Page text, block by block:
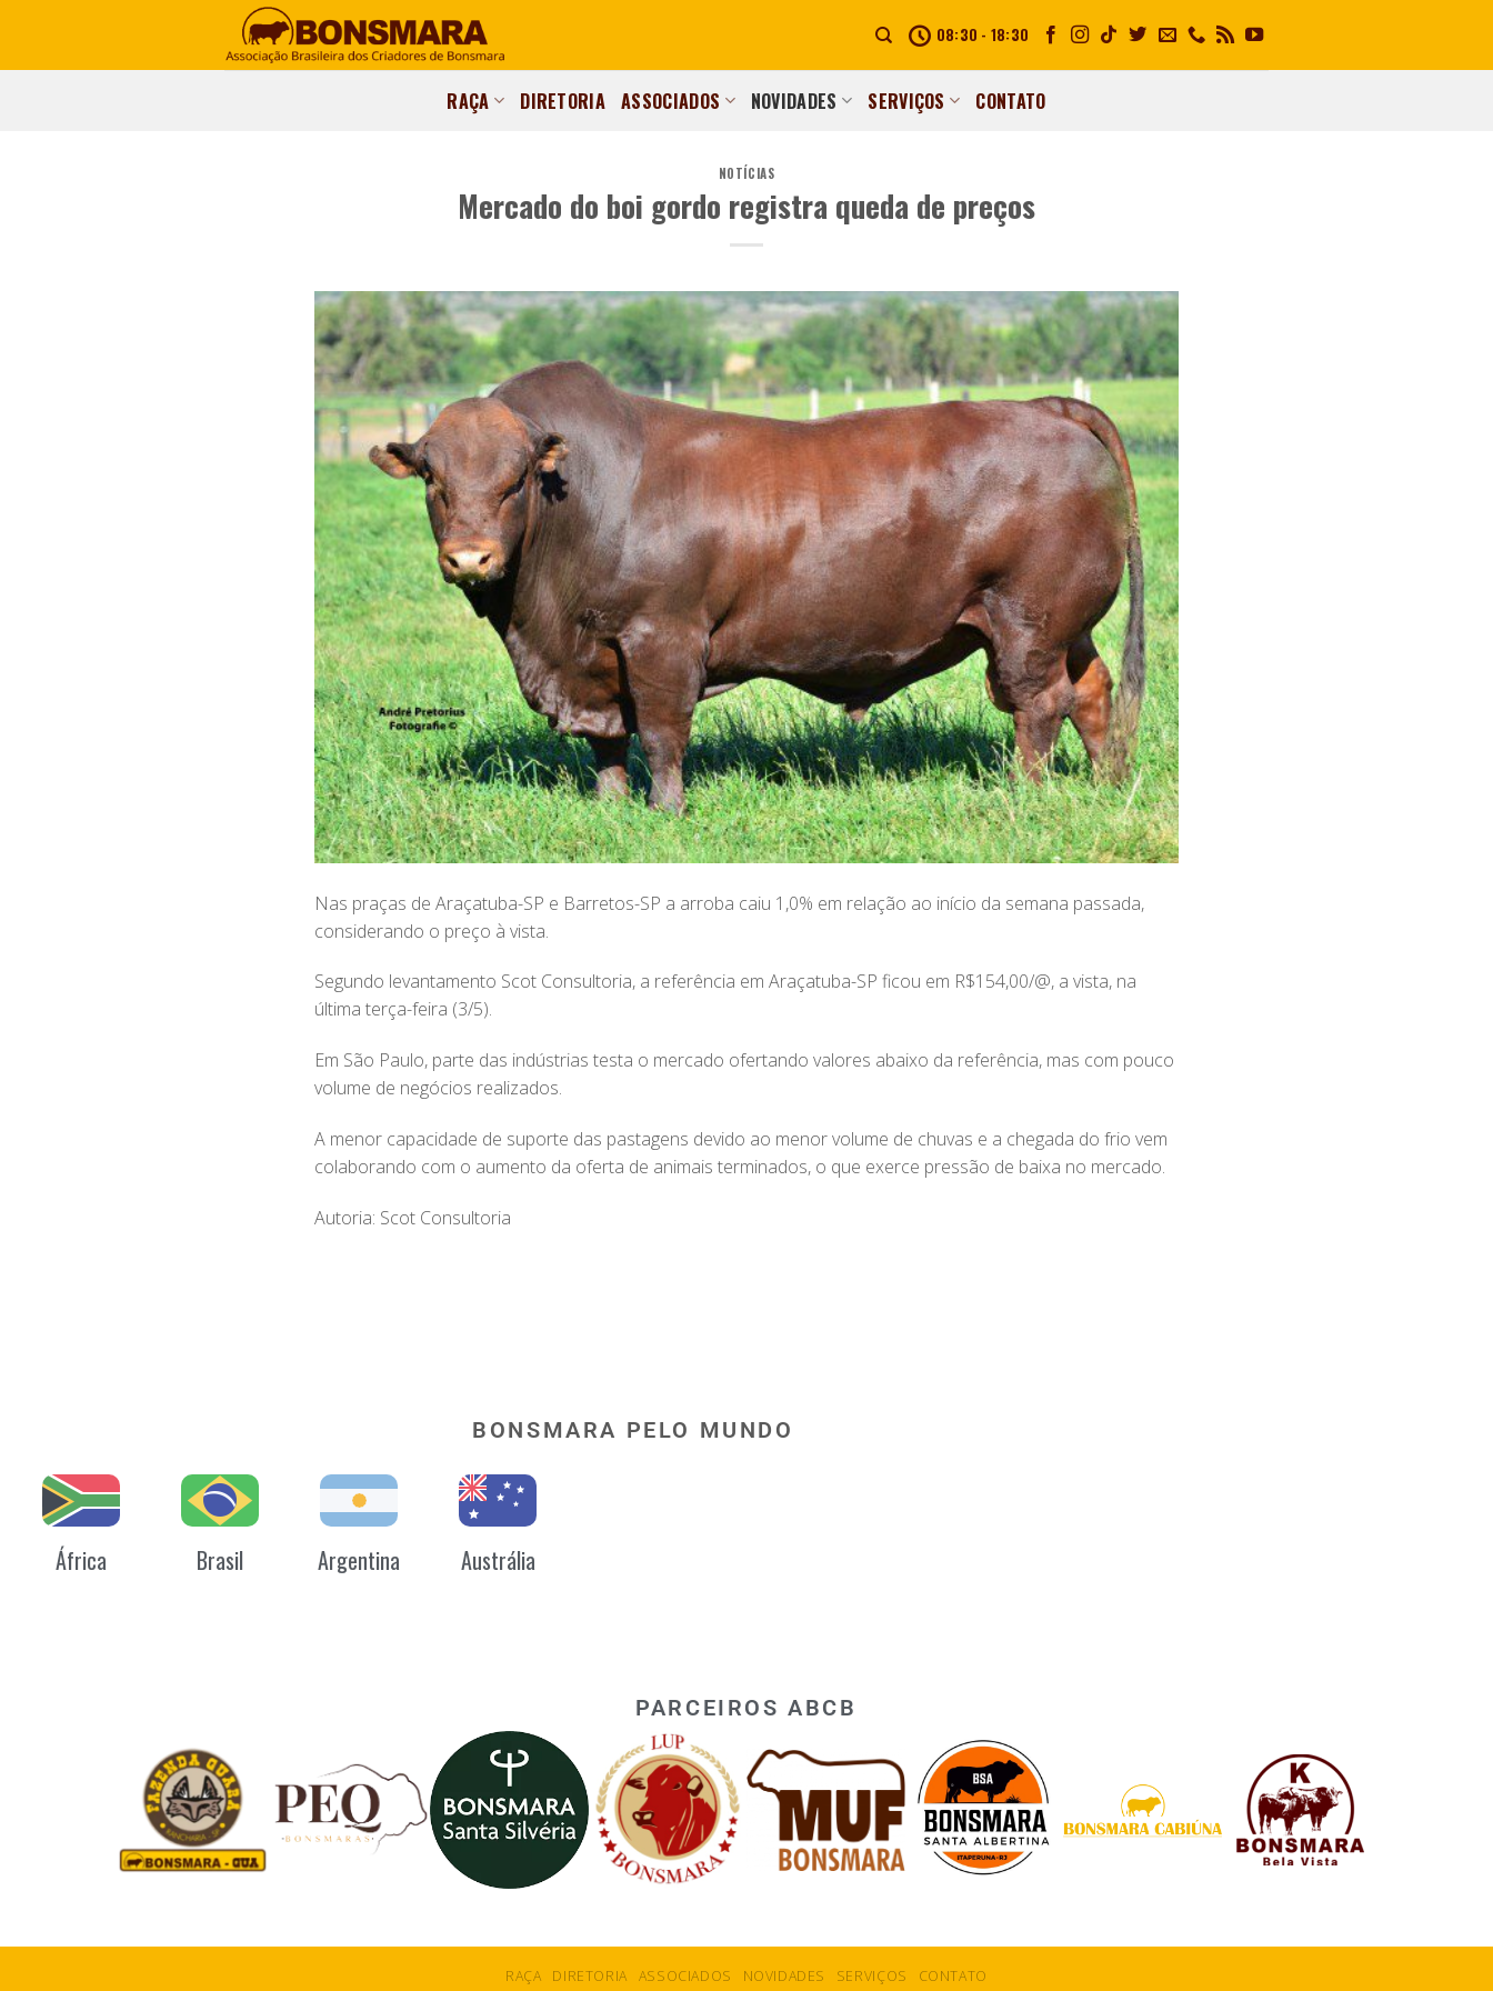
08:30 - 18:30
RAÇA DIRETORIA ASSOCIADOS NOVIDADES SERVIÇOS CONTATO
NOTÍCIAS
Mercado do boi gordo registra queda de preços
Nas praças de Araçatuba-SP e Barretos-SP a arroba caiu 1,0% em relação ao início da semana passada,
considerando o preço à vista.
Segundo levantamento Scot Consultoria, a referência em Araçatuba-SP ficou em R$154,00/@, a vista, na
última terça-feira (3/5).
Em São Paulo, parte das indústrias testa o mercado ofertando valores abaixo da referência, mas com pouco
volume de negócios realizados.
A menor capacidade de suporte das pastagens devido ao menor volume de chuvas e a chegada do frio vem
colaborando com o aumento da oferta de animais terminados, o que exerce pressão de baixa no mercado.
Autoria: Scot Consultoria
BONSMARA PELO MUNDO
África Brasil Argentina Austrália
PARCEIROS ABCB
RAÇA DIRETORIA ASSOCIADOS NOVIDADES SERVIÇOS CONTATO